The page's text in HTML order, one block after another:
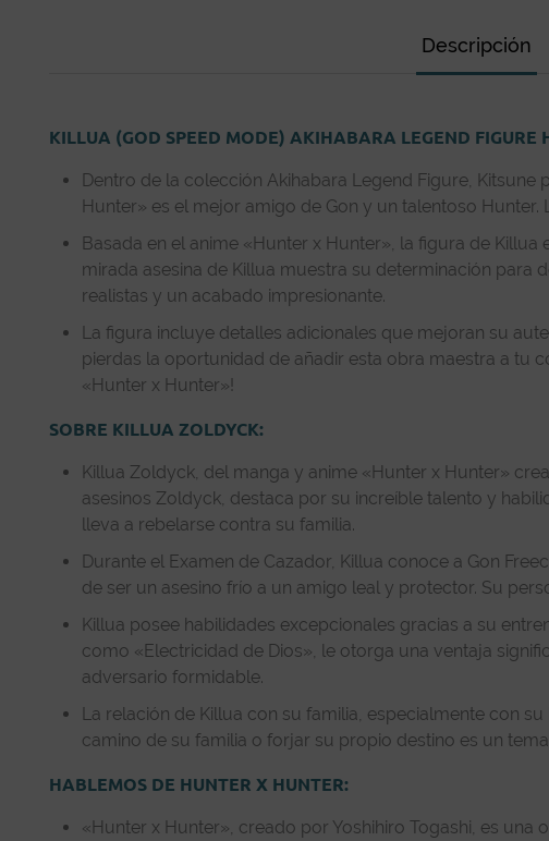
Descripción
KILLUA (GOD SPEED MODE) AKIHABARA LEGEND FIGURE
Dentro de la colección Akihabara Legend Figure,
Hunter» es el mejor amigo de Gon y un talentoso
Basada en el anime «Hunter x Hunter», la figura de
mirada asesina de Killua muestra su determinación para
realistas y un acabado impresionante.
La figura incluye detalles adicionales que mejoran su
pierdas la oportunidad de añadir esta obra maestra a tu
«Hunter x Hunter»!
SOBRE KILLUA ZOLDYCK:
Killua Zoldyck, del manga y anime «Hunter x Hunter»
asesinos Zoldyck, destaca por su increíble talento y
lleva a rebelarse contra su familia.
Durante el Examen de Cazador, Killua conoce a Gon
de ser un asesino frío a un amigo leal y protector. Su
Killua posee habilidades excepcionales gracias a su
como «Electricidad de Dios», le otorga una ventaja
adversario formidable.
La relación de Killua con su familia, especialmente con
camino de su familia o forjar su propio destino es un
HABLEMOS DE HUNTER X HUNTER:
«Hunter x Hunter», creado por Yoshihiro Togashi, es